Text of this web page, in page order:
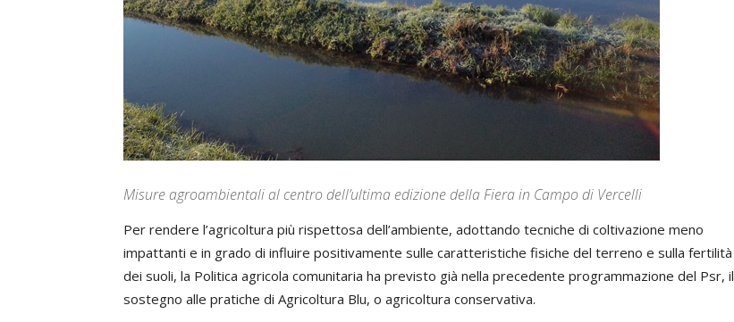
Misure agroambientali al centro dell’ultima edizione della Fiera in Campo di Vercelli
Per rendere l’agricoltura più rispettosa dell’ambiente, adottando tecniche di coltivazione meno
impattanti e in grado di influire positivamente sulle caratteristiche fisiche del terreno e sulla fertilità
dei suoli, la Politica agricola comunitaria ha previsto già nella precedente programmazione del Psr, il
sostegno alle pratiche di Agricoltura Blu, o agricoltura conservativa.